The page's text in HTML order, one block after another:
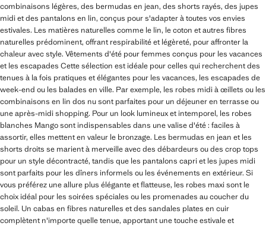
combinaisons légères, des bermudas en jean, des shorts rayés, des jupes
midi et des pantalons en lin, conçus pour s'adapter à toutes vos envies
estivales. Les matières naturelles comme le lin, le coton et autres fibres
naturelles prédominent, offrant respirabilité et légèreté, pour affronter la
chaleur avec style. Vêtements d'été pour femmes conçus pour les vacances
et les escapades Cette sélection est idéale pour celles qui recherchent des
tenues à la fois pratiques et élégantes pour les vacances, les escapades de
week-end ou les balades en ville. Par exemple, les robes midi à œillets ou les
combinaisons en lin dos nu sont parfaites pour un déjeuner en terrasse ou
une après-midi shopping. Pour un look lumineux et intemporel, les robes
blanches Mango sont indispensables dans une valise d'été : faciles à
assortir, elles mettent en valeur le bronzage. Les bermudas en jean et les
shorts droits se marient à merveille avec des débardeurs ou des crop tops
pour un style décontracté, tandis que les pantalons capri et les jupes midi
sont parfaits pour les dîners informels ou les événements en extérieur. Si
vous préférez une allure plus élégante et flatteuse, les robes maxi sont le
choix idéal pour les soirées spéciales ou les promenades au coucher du
soleil. Un cabas en fibres naturelles et des sandales plates en cuir
complètent n'importe quelle tenue, apportant une touche estivale et